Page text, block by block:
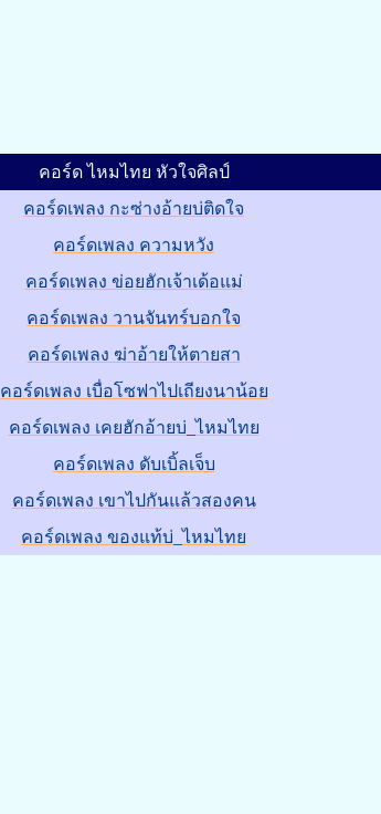
คอร์ด ไหมไทย หัวใจศิลป์
คอร์ดเพลง กะซ่างอ้ายบ่ติดใจ
คอร์ดเพลง ความหวัง
คอร์ดเพลง ข่อยฮักเจ้าเด้อแม่
คอร์ดเพลง วานจันทร์บอกใจ
คอร์ดเพลง ฆ่าอ้ายให้ตายสา
คอร์ดเพลง เบื่อโซฟาไปเถียงนาน้อย
คอร์ดเพลง เคยฮักอ้ายบ่_ไหมไทย
คอร์ดเพลง ดับเบิ้ลเจ็บ
คอร์ดเพลง เขาไปกันแล้วสองคน
คอร์ดเพลง ของแท้บ่_ไหมไทย